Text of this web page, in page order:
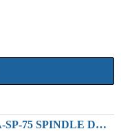
REPARATUR MITSUBISHI MDS-A-SP-75 SPINDLE DRIVE UNIT 7.5KW